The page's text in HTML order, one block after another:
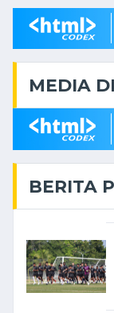
MEDIA
BERITA